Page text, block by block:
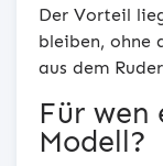
Der Vorteil
bleiben, ohne
aus dem
Für wen
Modell?